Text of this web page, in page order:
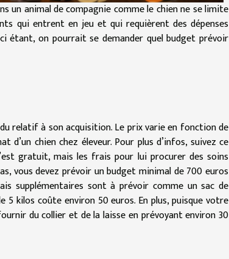
un animal de compagnie comme le chien ne se limite
qui entrent en jeu et qui requièrent des dépenses
étant, on pourrait se demander quel budget prévoir
relatif à son acquisition. Le prix varie en fonction de
chien chez éleveur. Pour plus d’infos, suivez ce
gratuit, mais les frais pour lui procurer des soins
vous devez prévoir un budget minimal de 700 euros
supplémentaires sont à prévoir comme un sac de
kilos coûte environ 50 euros. En plus, puisque votre
du collier et de la laisse en prévoyant environ 30